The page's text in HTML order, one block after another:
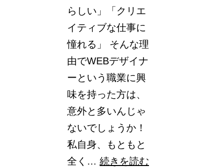
らしい」「クリエ
イティブな仕事に
憧れる」 そんな理
由でWEBデザイナ
ーという職業に興
味を持った方は、
意外と多いんじゃ
ないでしょうか！
私自身、もともと
全く… 続きを読む